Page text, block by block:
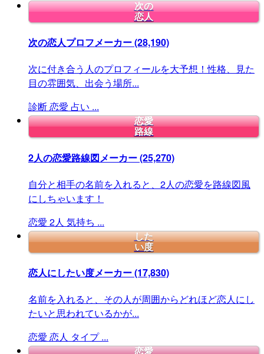
次の
恋人
次の恋人プロフメーカー(28,190)
次に付き合う人のプロフィールを大予想！性格、見た
目の雰囲気、出会う場所...
診断恋愛 占い ...
恋愛
路線
2人の恋愛路線図メーカー(25,270)
自分と相手の名前を入れると、2人の恋愛を路線図風
にしちゃいます！
恋愛 2人 気持ち ...
した
い度
恋人にしたい度メーカー(17,830)
名前を入れると、その人が周囲からどれほど恋人にし
たいと思われているかが...
恋愛 恋人 タイプ ...
恋愛